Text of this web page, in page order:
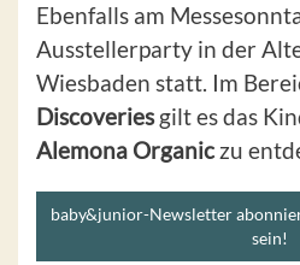
Ebenfalls am
Ausstellerparty in der
Wiesbaden statt. Im
Discoveriesgilt esdas
Alemona Organic zu
baby&junior-Newsletter
sein!